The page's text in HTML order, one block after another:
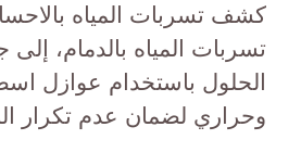
كشف تسربات المياه
تسربات المياه بالدمام،
الحلول باستخدام عوازل
وحراري لضمان عدم تكرار